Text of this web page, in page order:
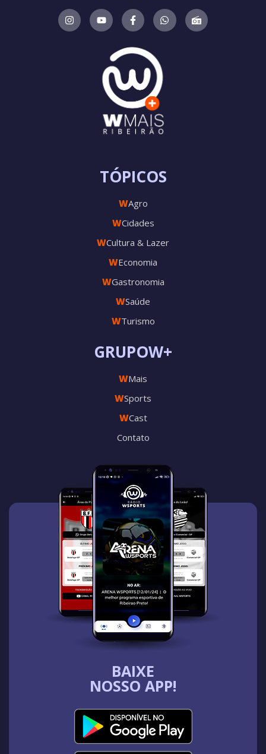
BAIXE
NOSSO APP!
GRUPOW+
WMais
WSports
WCast
Contato
TÓPICOS
WAgro
WCidades
WCultura & Lazer
WEconomia
WGastronomia
WSaúde
WTurismo